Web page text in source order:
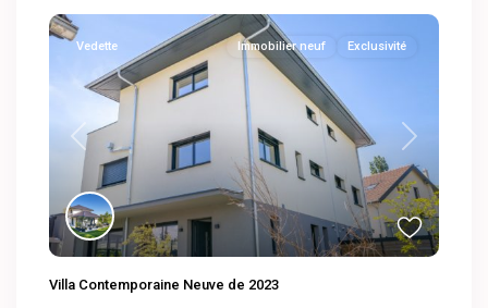
Previous Next
Vedette Immobilier neuf Exclusivité
Villa Contemporaine Neuve de 2023